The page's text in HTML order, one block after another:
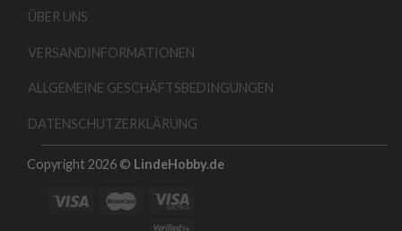
ÜBER UNS
VERSANDINFORMATIONEN
ALLGEMEINE GESCHÄFTSBEDINGUNGEN
DATENSCHUTZERKLÄRUNG
Copyright 2026 © LindeHobby.de